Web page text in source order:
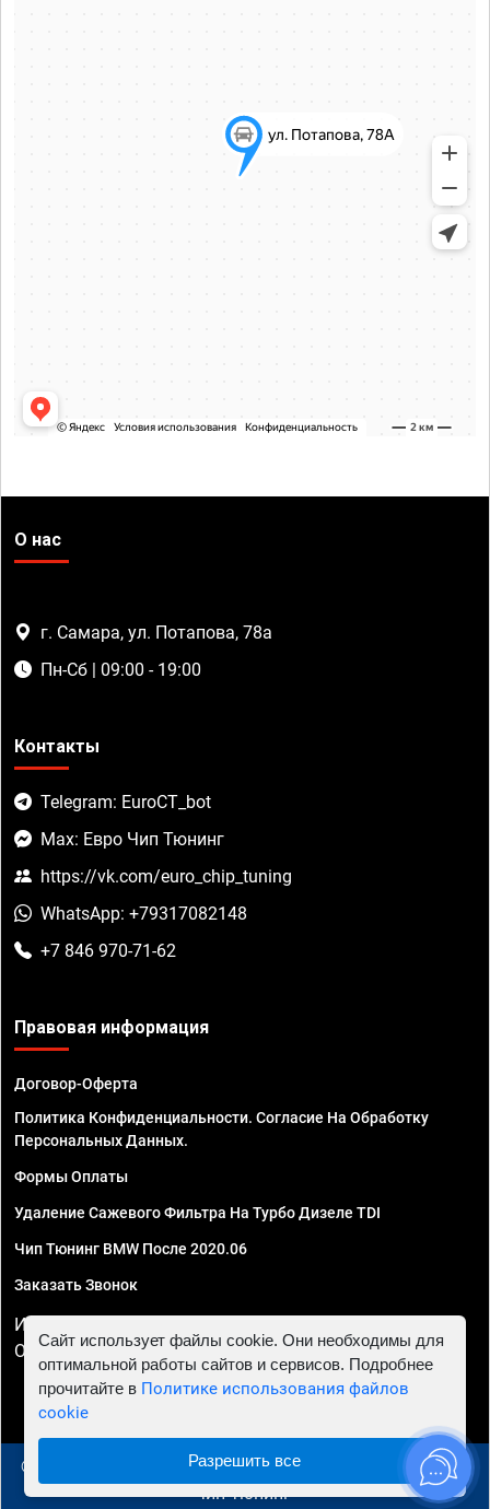
О нас
г. Самара, ул. Потапова, 78а
Пн-Сб | 09:00 - 19:00
Контакты
Telegram: EuroCT_bot
Max: Евро Чип Тюнинг
https://vk.com/euro_chip_tuning
WhatsApp: +79317082148
+7 846 970-71-62
Правовая информация
Договор-Оферта
Политика Конфиденциальности. Согласие На Обработку
Персональных Данных.
Формы Оплаты
Удаление Сажевого Фильтра На Турбо Дизеле TDI
Чип Тюнинг BMW После 2020.06
Заказать Звонок
ИП Смирнов Георгий Павлович. ИНН 781302555843,
ОГРНИП 324470400032610
© 2010 - 2026 Чип тюнинг в Самаре - Автосервис "Евро
Чип Тюнинг"
Сайт использует файлы cookie. Они необходимы для
оптимальной работы сайтов и сервисов. Подробнее
прочитайте в Политике использования файлов
cookie
Разрешить все